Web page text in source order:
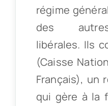
régime
des
libérales. Ils
(Caisse
Français), un
qui gère à la